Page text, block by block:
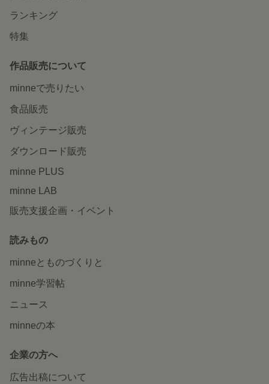
ランキング
特集
作品販売について
minneで売りたい
食品販売
ヴィンテージ販売
ダウンロード販売
minne PLUS
minne LAB
販売支援企画・イベント
読みもの
minneとものづくりと
minne学習帖
ニュース
minneの本
企業の方へ
広告出稿について